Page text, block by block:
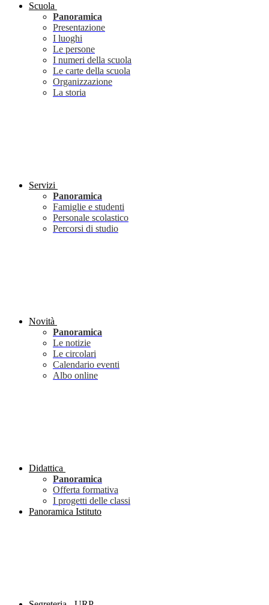
Scuola
Panoramica
Presentazione
I luoghi
Le persone
I numeri della scuola
Le carte della scuola
Organizzazione
La storia
Servizi
Panoramica
Famiglie e studenti
Personale scolastico
Percorsi di studio
Novità
Panoramica
Le notizie
Le circolari
Calendario eventi
Albo online
Didattica
Panoramica
Offerta formativa
I progetti delle classi
Panoramica Istituto